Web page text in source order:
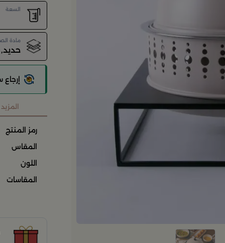
السعة
مادة
رمز المنتج
المقاس
اللون
المقاسات